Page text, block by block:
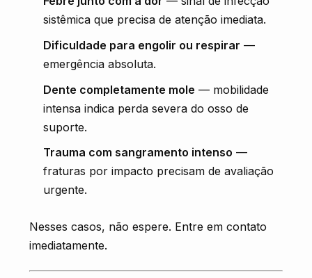
sistêmica que precisa de atenção imediata.
Dificuldade para engolir ou respirar —
emergência absoluta.
Dente completamente mole — mobilidade
intensa indica perda severa do osso de
suporte.
Trauma com sangramento intenso —
fraturas por impacto precisam de avaliação
urgente.
Nesses casos, não espere. Entre em contato
imediatamente.